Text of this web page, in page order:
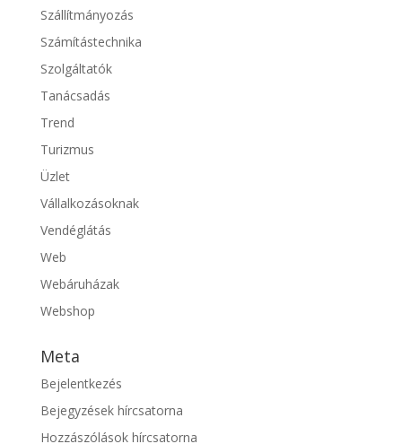
Szállítmányozás
Számítástechnika
Szolgáltatók
Tanácsadás
Trend
Turizmus
Üzlet
Vállalkozásoknak
Vendéglátás
Web
Webáruházak
Webshop
Meta
Bejelentkezés
Bejegyzések hírcsatorna
Hozzászólások hírcsatorna